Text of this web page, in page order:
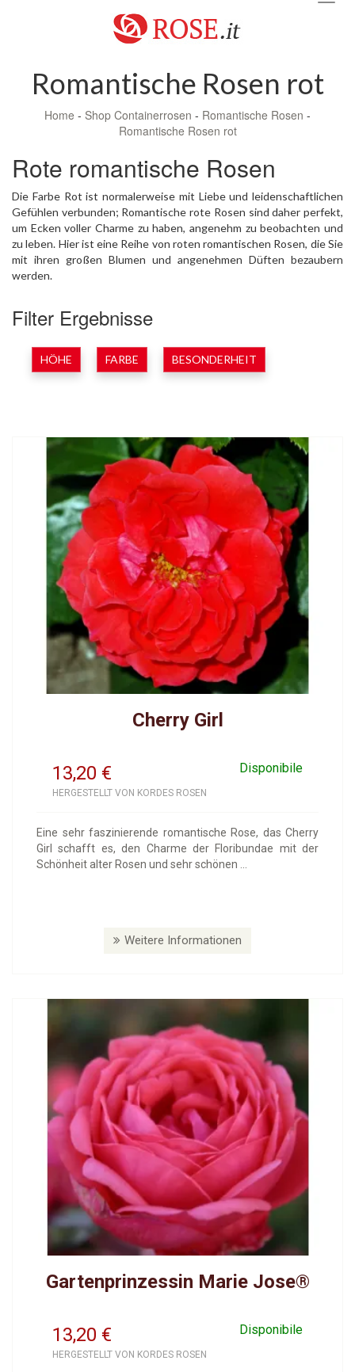
Romantische Rosen rot
Home - Shop Containerrosen - Romantische Rosen -
Romantische Rosen rot
Rote romantische Rosen
Die Farbe Rot ist normalerweise mit Liebe und leidenschaftlichen
Gefühlen verbunden; Romantische rote Rosen sind daher perfekt,
um Ecken voller Charme zu haben, angenehm zu beobachten und
zu leben. Hier ist eine Reihe von roten romantischen Rosen, die Sie
mit ihren großen Blumen und angenehmen Düften bezaubern
werden.
Filter Ergebnisse
HÖHE FARBE BESONDERHEIT
Cherry Girl
13,20 Disponibile
€
HERGESTELLT VON KORDES ROSEN
Eine sehr faszinierende romantische Rose, das Cherry
Girl schafft es, den Charme der Floribundae mit der
Schönheit alter Rosen und sehr schönen ...
Weitere Informationen
Gartenprinzessin Marie Jose®
13,20 Disponibile
€
HERGESTELLT VON KORDES ROSEN